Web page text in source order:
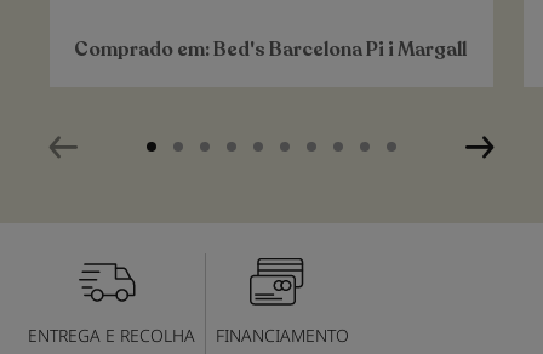
Comprado em:Bed's Barcelona Pi i Margall
ENTREGA E RECOLHA FINANCIAMENTO